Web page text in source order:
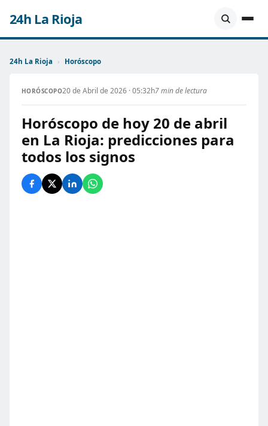
24h La Rioja
24h La Rioja › Horóscopo
HORÓSCOPO20 de Abril de 2026 · 05:32h7 min de lectura
Horóscopo de hoy 20 de abril
en La Rioja: predicciones para
todos los signos